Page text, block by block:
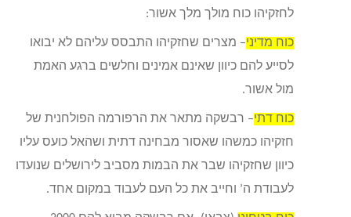
לחזקיהו כוח מולך מלך אשור:
כוח מדיני– מצרים שחזקיהו התבסס עליהם לא יבואו
לסייע להם כיוון שאינם אמינים וחלשים ברגע האמת
מול אשור.
כוח דתי– רבשקה מתאר את הרפורמה הפולחנית של
חזקיהו כמשהו שאסור מבחינה דתית ושהאל כועס עליו
כיוון שחזקיהו שבר את הבמות מסביב לירושלים שנועדו
לעבודת ה’ וחייב את כל העם לעבוד במקום אחד.